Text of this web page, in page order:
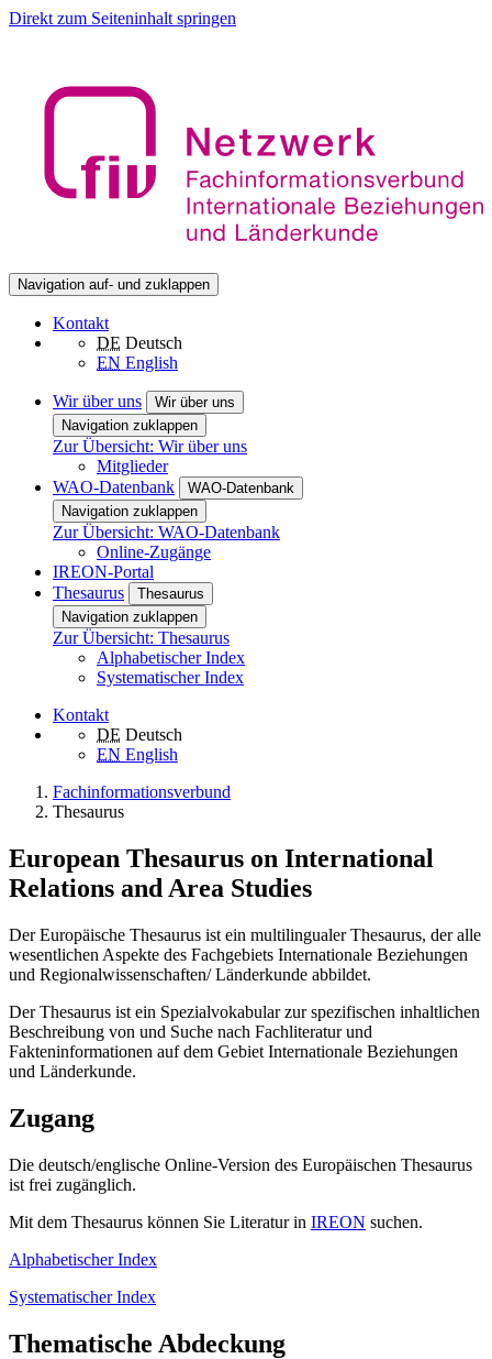
Direkt zum Seiteninhalt springen
Navigation auf- und zuklappen
Kontakt
DE Deutsch
EN English
Wir über uns
Wir über uns
Navigation zuklappen
Zur Übersicht: Wir über uns
Mitglieder
WAO-Datenbank
WAO-Datenbank
Navigation zuklappen
Zur Übersicht: WAO-Datenbank
Online-Zugänge
IREON-Portal
Thesaurus
Thesaurus
Navigation zuklappen
Zur Übersicht: Thesaurus
Alphabetischer Index
Systematischer Index
Kontakt
DE Deutsch
EN English
Fachinformationsverbund
Thesaurus
European Thesaurus on International
Relations and Area Studies
Der Europäische Thesaurus ist ein multilingualer Thesaurus, der alle
wesentlichen Aspekte des Fachgebiets Internationale Beziehungen
und Regionalwissenschaften/ Länderkunde abbildet.
Der Thesaurus ist ein Spezialvokabular zur spezifischen inhaltlichen
Beschreibung von und Suche nach Fachliteratur und
Fakteninformationen auf dem Gebiet Internationale Beziehungen
und Länderkunde.
Zugang
Die deutsch/englische Online-Version des Europäischen Thesaurus
ist frei zugänglich.
Mit dem Thesaurus können Sie Literatur in IREON suchen.
Alphabetischer Index
Systematischer Index
Thematische Abdeckung